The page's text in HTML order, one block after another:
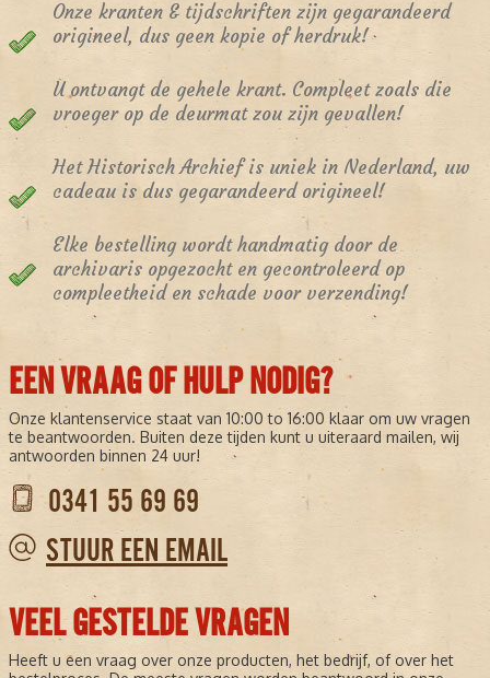
Onze kranten & tijdschriften zijn gegarandeerd
origineel, dus geen kopie of herdruk!
U ontvangt de gehele krant. Compleet zoals die
vroeger op de deurmat zou zijn gevallen!
Het Historisch Archief is uniek in Nederland, uw
cadeau is dus gegarandeerd origineel!
Elke bestelling wordt handmatig door de
archivaris opgezocht en gecontroleerd op
compleetheid en schade voor verzending!
EEN VRAAG OF HULP NODIG?
Onze klantenservice staat van 10:00 to 16:00 klaar om uw vragen
te beantwoorden. Buiten deze tijden kunt u uiteraard mailen, wij
antwoorden binnen 24 uur!
0341 55 69 69
STUUR EEN EMAIL
VEEL GESTELDE VRAGEN
Heeft u een vraag over onze producten, het bedrijf, of over het